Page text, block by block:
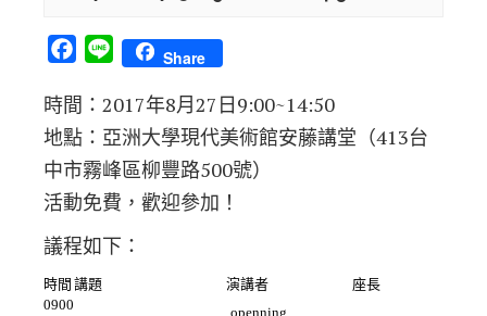
Facebook
Line Share
時間：2017年8月27日9:00~14:50
地點：亞洲大學現代美術館安藤講堂（413台
中市霧峰區柳豐路500號）
活動免費，歡迎參加！
議程如下：
時間 講題 演講者
座長
0900
openning